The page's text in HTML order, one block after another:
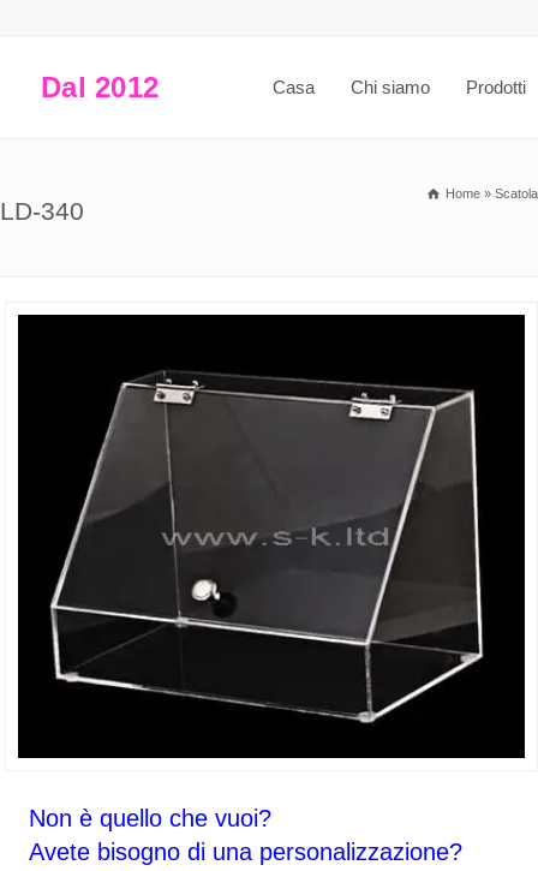
Dal 2012 Casa Chi siamo Prodotti
340
Home »
Non è quello che vuoi?
Avete bisogno di una personalizzazione?